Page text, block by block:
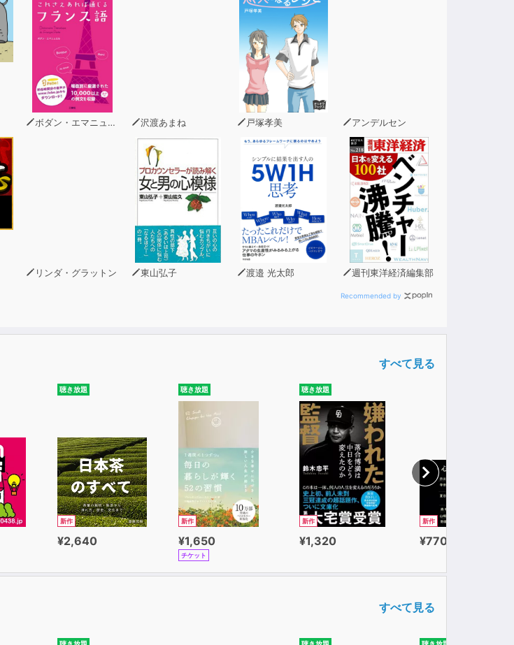
ボダン・エマニュエル 沢渡あまね 戸塚孝美 アンデルセン
リンダ・グラットン 東山弘子 渡邉 光太郎 週刊東洋経済編集部
Recommended by
すべて見る
聴き放題
新作
¥2,640
聴き放題
新作
¥1,650
チケット
聴き放題
新作
¥1,320
新作
¥770
すべて見る
聴き放題 聴き放題 聴き放題